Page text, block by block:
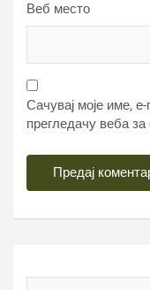
Веб место
Сачувај моје име,
прегледачу веба